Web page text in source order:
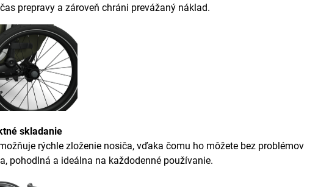
prepravy a zároveň chráni prevážaný náklad.
skladanie
rýchle zloženie nosiča, vďaka čomu ho môžete bez problémov
pohodlná a ideálna na každodenné používanie.